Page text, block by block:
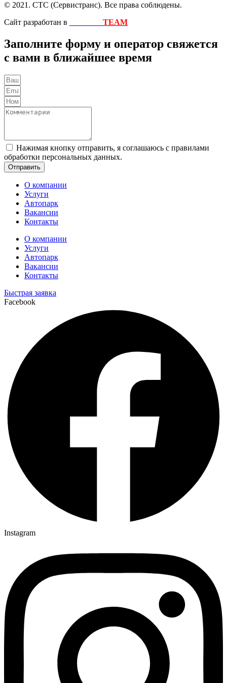
© 2021. СТС (Сервистранс). Все права соблюдены.
Сайт разработан в
TEAM
Заполните форму и оператор свяжется
с вами в ближайшее время
Нажимая кнопку отправить, я соглашаюсь с правилами
обработки персональных данных.
Отправить
О компании
Услуги
Автопарк
Вакансии
Контакты
О компании
Услуги
Автопарк
Вакансии
Контакты
Быстрая заявка
Facebook
Instagram